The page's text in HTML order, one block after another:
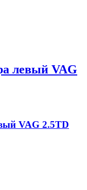
левый VAG
VAG 2.5TD